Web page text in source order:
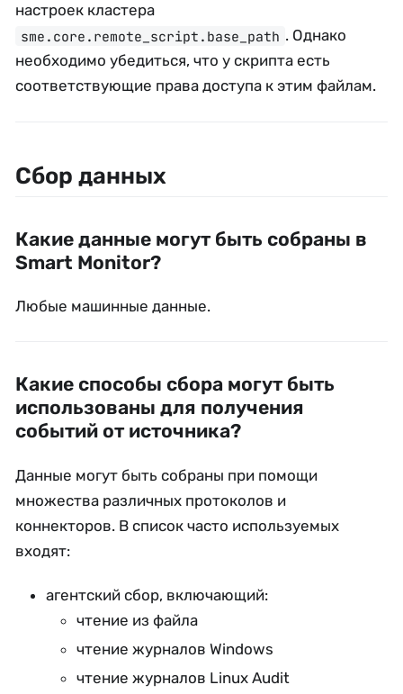
настроек кластера
sme.core.remote_script.base_path . Однако
необходимо убедиться, что у скрипта есть
соответствующие права доступа к этим файлам.
Сбор данных
Какие данные могут быть собраны в
Smart Monitor?
Любые машинные данные.
Какие способы сбора могут быть
использованы для получения
событий от источника?
Данные могут быть собраны при помощи
множества различных протоколов и
коннекторов. В список часто используемых
входят:
агентский сбор, включающий:
чтение из файла
чтение журналов Windows
чтение журналов Linux Audit